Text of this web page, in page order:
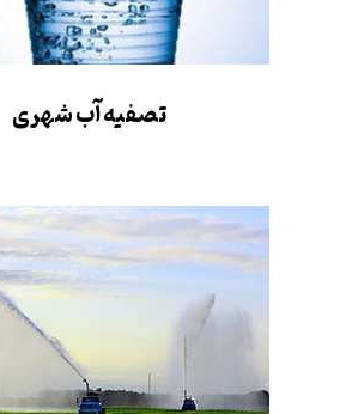
تصفیه آب شهری